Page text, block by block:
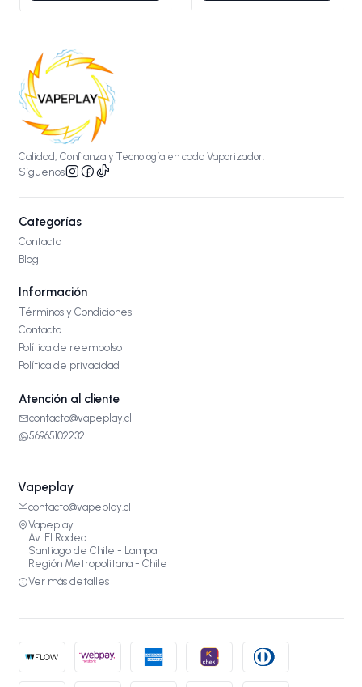
Calidad, Confianza y Tecnología en cada Vaporizador.
Síguenos
Categorías
Contacto
Blog
Información
Términos y Condiciones
Contacto
Política de reembolso
Política de privacidad
Atención al cliente
contacto@vapeplay.cl
56965102232
Vapeplay
contacto@vapeplay.cl
Vapeplay
Av. El Rodeo
Santiago de Chile - Lampa
Región Metropolitana - Chile
Ver más detalles